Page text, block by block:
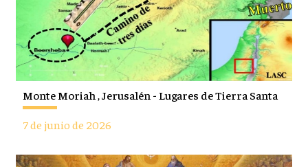
Monte Moriah , Jerusalén - Lugares de Tierra Santa
7 de junio de 2026